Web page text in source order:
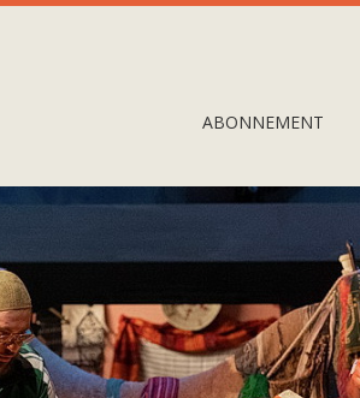
ABONNEMENT